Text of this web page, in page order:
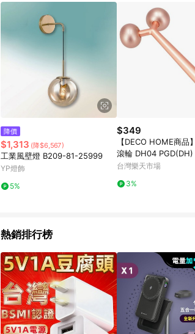
降價
$1,313 (降$6,567)
工業風壁燈 B209-81-25999
YP燈飾
5%
$349
【DECO HOME商品
滾輪 DH04 PGD(DH)
得利家居
台灣樂天市場
3%
熱銷排行榜